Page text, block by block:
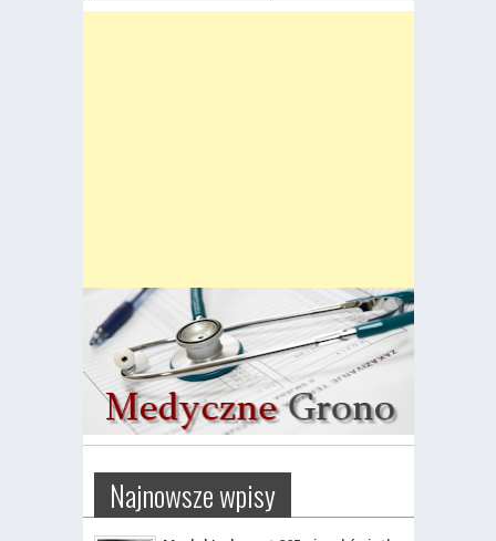
Najnowsze wpisy